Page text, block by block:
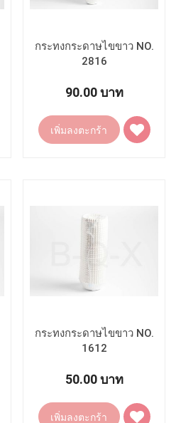
กระทงกระดาษไขขาว NO.
2816
90.00 บาท
เพิ่มลงตะกร้า
เพิ่ม
ไป
กระทงกระดาษไขขาว NO.
1612
50.00 บาท
เพิ่มลงตะกร้า
เพิ่ม